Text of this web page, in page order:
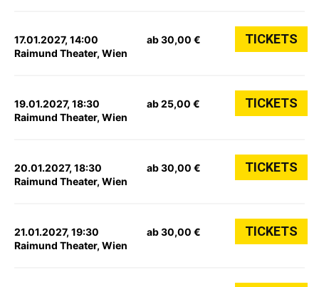
17.01.2027, 14:00
Raimund Theater, Wien
ab 30,00 € TICKETS
19.01.2027, 18:30
Raimund Theater, Wien
ab 25,00 € TICKETS
20.01.2027, 18:30
Raimund Theater, Wien
ab 30,00 € TICKETS
21.01.2027, 19:30
Raimund Theater, Wien
ab 30,00 € TICKETS